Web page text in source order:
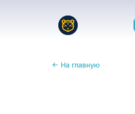
← На главную